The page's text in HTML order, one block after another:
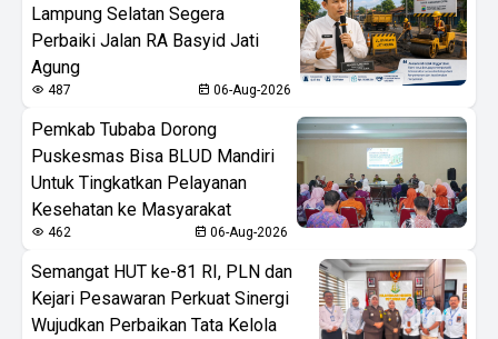
Lampung Selatan Segera
Perbaiki Jalan RA Basyid Jati
Agung
487 06-Aug-2026
Pemkab Tubaba Dorong
Puskesmas Bisa BLUD Mandiri
Untuk Tingkatkan Pelayanan
Kesehatan ke Masyarakat
462 06-Aug-2026
Semangat HUT ke-81 RI, PLN dan
Kejari Pesawaran Perkuat Sinergi
Wujudkan Perbaikan Tata Kelola